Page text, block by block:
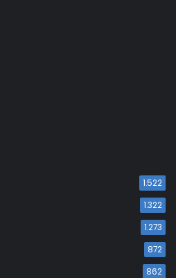
1.522
1.322
1.273
872
862